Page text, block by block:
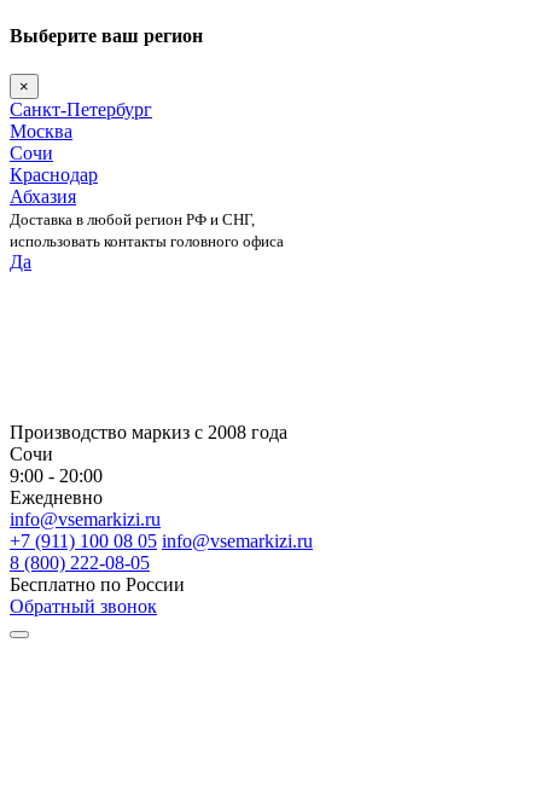
Выберите ваш регион
×
Санкт-Петербург
Москва
Сочи
Краснодар
Абхазия
Доставка в любой регион РФ и СНГ,
использовать контакты головного офиса
Да
Производство маркиз с 2008 года
Сочи
9:00 - 20:00
Ежедневно
info@vsemarkizi.ru
+7 (911) 100 08 05 info@vsemarkizi.ru
8 (800) 222-08-05
Бесплатно по России
Обратный звонок